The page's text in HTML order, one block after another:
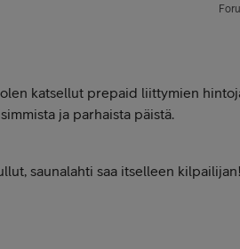
katsellut prepaid liittymien
ja parhaista päistä.
saunalahti saa itselleen